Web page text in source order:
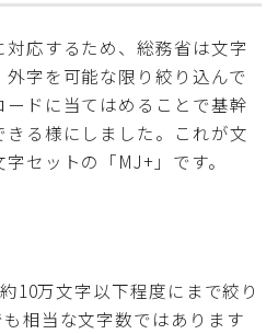
応するため、総務省は文字
字を可能な限り絞り込んで
ドに当てはめることで基幹
る様にしました。これが文
セットの「MJ+」です。
10万文字以下程度にまで絞り
相当な文字数ではあります